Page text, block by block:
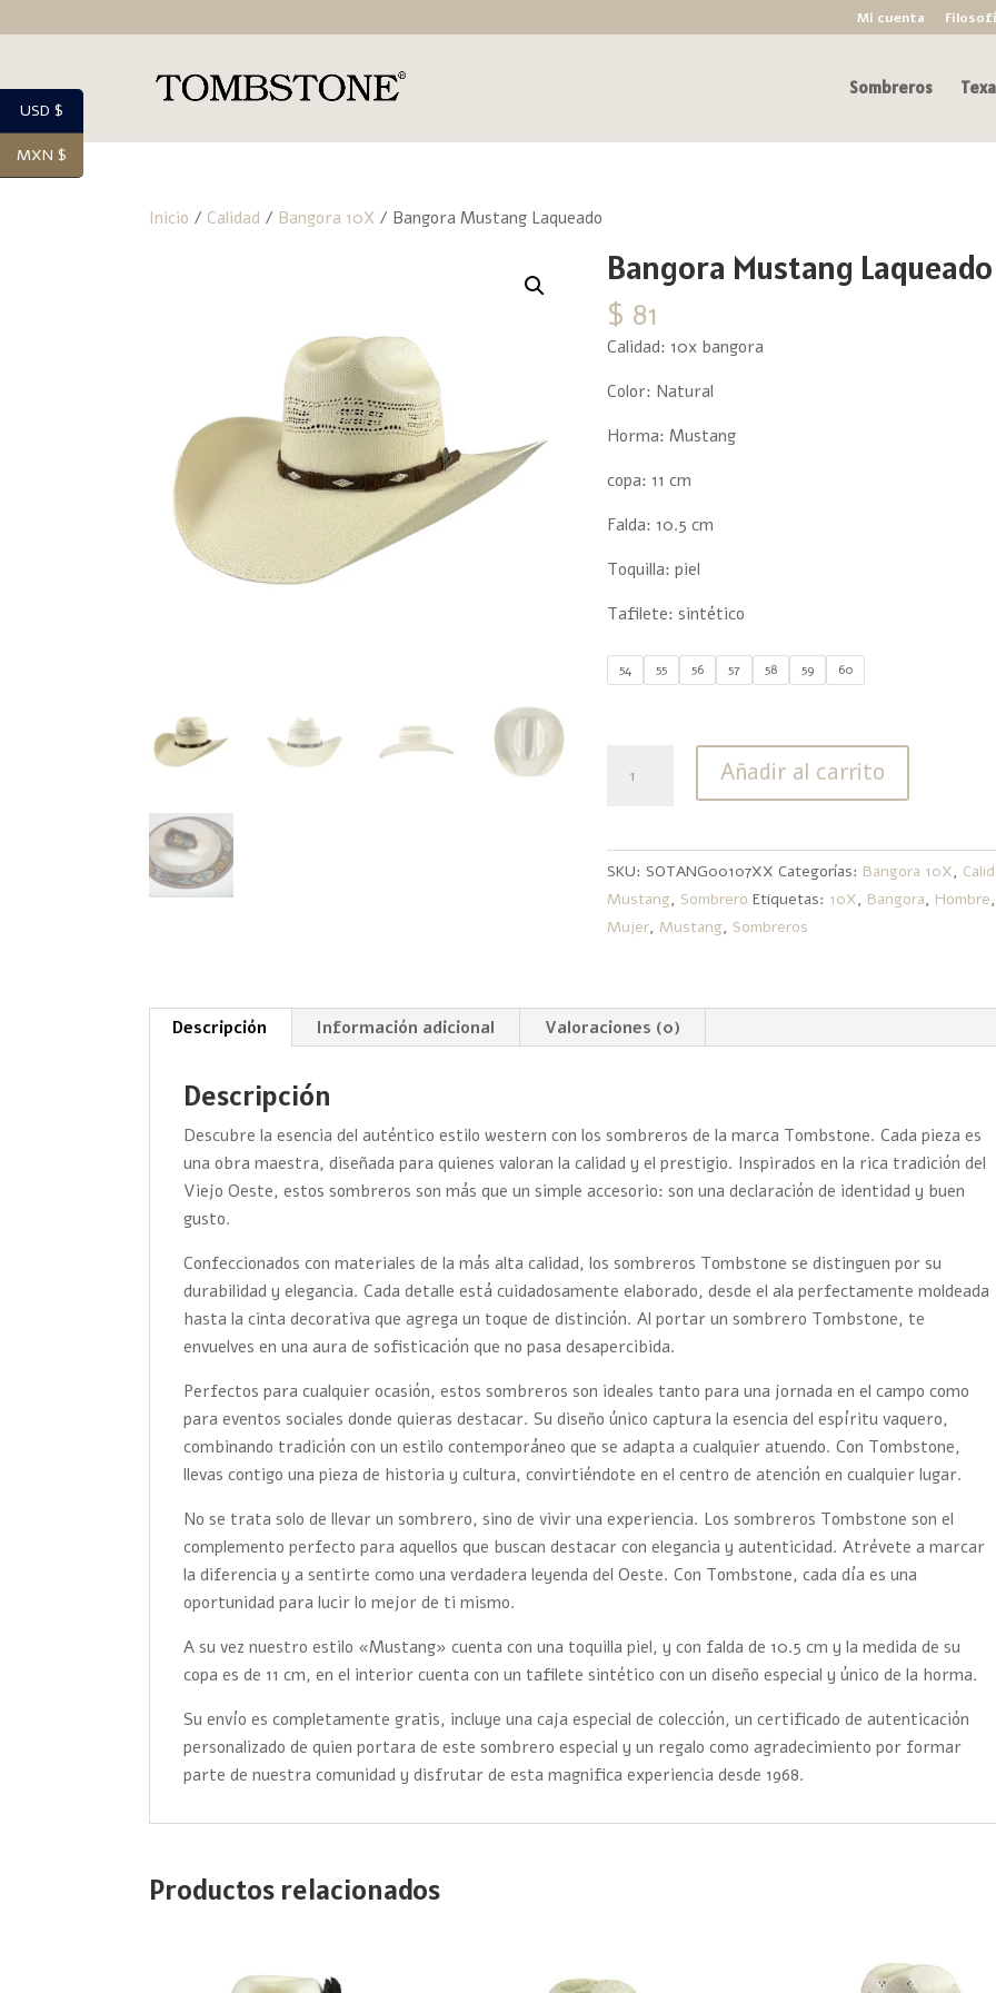
Mi cuenta
Sombreros
Inicio / Calidad / Bangora 10X / Bangora Mustang Laqueado
Bangora Mustang Laqueado
$ 81
Calidad: 10x bangora
Color: Natural
Horma: Mustang
copa: 11 cm
Falda: 10.5 cm
Toquilla: piel
Tafilete: sintético
54 55 56 57 58 59 60
Mustang
Añadir al carrito
SKU: SOTANG00107XX Categorías: Bangora 10X,
Mustang, Sombrero Etiquetas: 10X, Bangora, Hombre,
Mujer,Mustang, Sombreros
Descripción Información adicional Valoraciones (0)
Descripción
Descubre la esencia del auténtico estilo western con los sombreros de la marca Tombstone. Cada pieza es
una obra maestra, diseñada para quienes valoran la calidad y el prestigio. Inspirados en la rica tradición del
Viejo Oeste, estos sombreros son más que un simple accesorio: son una declaración de identidad y buen
gusto.
Confeccionados con materiales de la más alta calidad, los sombreros Tombstone se distinguen por su
durabilidad y elegancia. Cada detalle está cuidadosamente elaborado, desde el ala perfectamente moldeada
hasta la cinta decorativa que agrega un toque de distinción. Al portar un sombrero Tombstone, te
envuelves en una aura de sofisticación que no pasa desapercibida.
Perfectos para cualquier ocasión, estos sombreros son ideales tanto para una jornada en el campo como
para eventos sociales donde quieras destacar. Su diseño único captura la esencia del espíritu vaquero,
combinando tradición con un estilo contemporáneo que se adapta a cualquier atuendo. Con Tombstone,
llevas contigo una pieza de historia y cultura, convirtiéndote en el centro de atención en cualquier lugar.
No se trata solo de llevar un sombrero, sino de vivir una experiencia. Los sombreros Tombstone son el
complemento perfecto para aquellos que buscan destacar con elegancia y autenticidad. Atrévete a marcar
la diferencia y a sentirte como una verdadera leyenda del Oeste. Con Tombstone, cada día es una
oportunidad para lucir lo mejor de ti mismo.
A su vez nuestro estilo «Mustang» cuenta con una toquilla piel, y con falda de 10.5 cm y la medida de su
copa es de 11 cm, en el interior cuenta con un tafilete sintético con un diseño especial y único de la horma.
Su envío es completamente gratis, incluye una caja especial de colección, un certificado de autenticación
personalizado de quien portara de este sombrero especial y un regalo como agradecimiento por formar
parte de nuestra comunidad y disfrutar de esta magnifica experiencia desde 1968.
Productos relacionados
USD $
MXN $